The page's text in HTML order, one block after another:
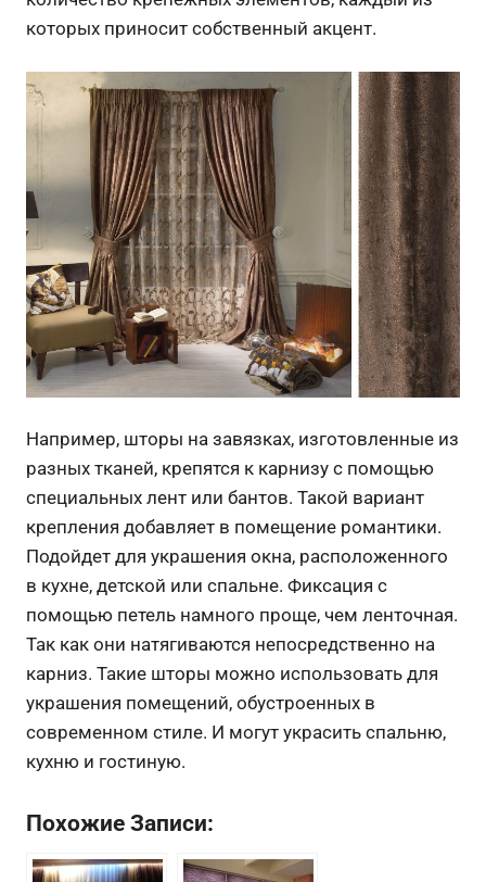
которых приносит собственный акцент.
Например, шторы на завязках, изготовленные из
разных тканей, крепятся к карнизу с помощью
специальных лент или бантов. Такой вариант
крепления добавляет в помещение романтики.
Подойдет для украшения окна, расположенного
в кухне, детской или спальне. Фиксация с
помощью петель намного проще, чем ленточная.
Так как они натягиваются непосредственно на
карниз. Такие шторы можно использовать для
украшения помещений, обустроенных в
современном стиле. И могут украсить спальню,
кухню и гостиную.
Похожие Записи: